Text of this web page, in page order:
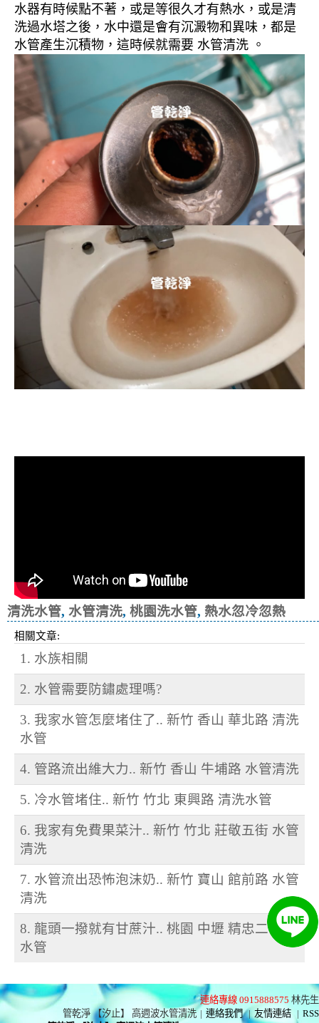
水器有時候點不著，或是等很久才有熱水，或是清
洗過水塔之後，水中還是會有沉澱物和異味，都是
水管產生沉積物，這時候就需要 水管清洗 。
清洗水管, 水管清洗, 桃園洗水管, 熱水忽冷忽熱
相關文章:
1. 水族相關
2. 水管需要防鏽處理嗎?
3. 我家水管怎麼堵住了.. 新竹 香山 華北路 清洗
水管
4. 管路流出維大力.. 新竹 香山 牛埔路 水管清洗
5. 冷水管堵住.. 新竹 竹北 東興路 清洗水管
6. 我家有免費果菜汁.. 新竹 竹北 莊敬五街 水管
清洗
7. 水管流出恐怖泡沫奶.. 新竹 寶山 館前路 水管
清洗
8. 龍頭一撥就有甘蔗汁.. 桃園 中壢 精忠二街 洗
水管
連絡專線 0915888575 林先生
管乾淨 【汐止】 高週波水管清洗 | 連絡我們 | 友情連結 | RSS